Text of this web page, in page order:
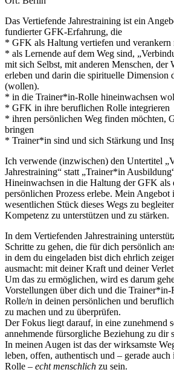
Das Vertiefende Jahrestraining ist ein
fundierter GFK-Erfahrung, die
* GFK als Haltung vertiefen und verankern
* als Lernende auf dem Weg sind,
mit sich Selbst, mit anderen Menschen, der
erleben und darin die spirituelle Dimension
(wollen).
* in die Trainer*in-Rolle hineinwachsen
* GFK in ihre beruflichen Rolle integrieren
* ihren persönlichen Weg finden möchten,
bringen
* Trainer*in sind und sich Stärkung und
Ich verwende (inzwischen) den Untertitel
Jahrestraining“ statt „Trainer*in
Hineinwachsen in die Haltung der GFK als
persönlichen Prozess erlebe. Mein Angebot
wesentlichen Stück dieses Wegs zu
Kompetenz zu unterstützen und zu stärken.
In dem Vertiefenden Jahrestraining
Schritte zu gehen, die für dich persönlich
in dem du eingeladen bist dich ehrlich
ausmacht: mit deiner Kraft und deiner
Um das zu ermöglichen, wird es darum
Vorstellungen über dich und die
Rolle/n in deinen persönlichen und
zu machen und zu überprüfen.
Der Fokus liegt darauf, in eine zunehmend
annehmende fürsorgliche Beziehung zu dir
In meinen Augen ist das der wirksamste
leben, offen, authentisch und – gerade
Rolle – echt menschlich zu sein.